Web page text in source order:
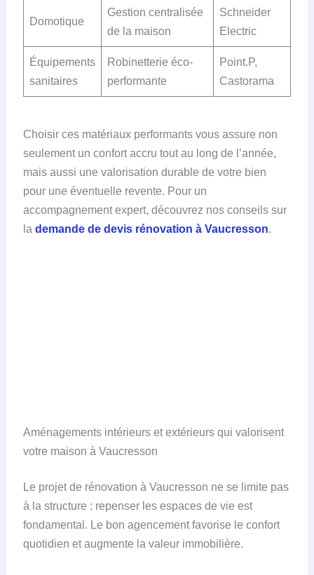
Domotique
Gestion centralisée
de la maison
Schneider
Electric
Équipements
sanitaires
Robinetterie éco-
performante
Point.P,
Castorama
Choisir ces matériaux performants vous assure non
seulement un confort accru tout au long de l’année,
mais aussi une valorisation durable de votre bien
pour une éventuelle revente. Pour un
accompagnement expert, découvrez nos conseils sur
la demande de devis rénovation à Vaucresson.
Aménagements intérieurs et extérieurs qui valorisent
votre maison à Vaucresson
Le projet de rénovation à Vaucresson ne se limite pas
à la structure : repenser les espaces de vie est
fondamental. Le bon agencement favorise le confort
quotidien et augmente la valeur immobilière.